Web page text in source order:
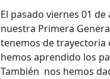
El pasado viernes 01
nuestra Primera
tenemos de trayectoria
hemos aprendido los
También nos hemos